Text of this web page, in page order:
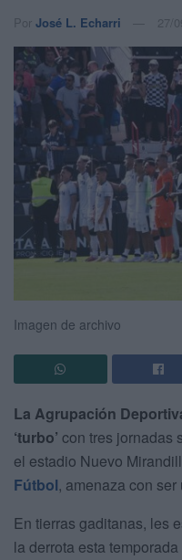
Por José L. Echarri 27/
Imagen de archivo
La Agrupación
‘turbo’ con tres jornadas
el estadio Nuevo
Fútbol, amenaza con ser
En tierras gaditanas, les
la derrota esta